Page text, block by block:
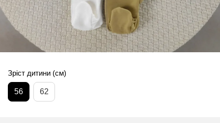
Зріст дитини (см)
56 62